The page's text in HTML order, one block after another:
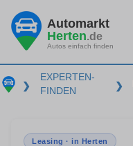
Automarkt
Herten.de
Autos einfach finden
❯
EXPERTEN-
FINDEN
❯
Leasing · in Herten